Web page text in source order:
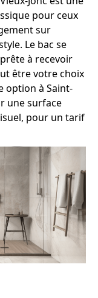
pour ceux
sur
Le bac se
à recevoir
être votre choix
option à Saint-
une surface
pour un tarif